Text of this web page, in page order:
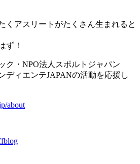
くアスリートがたくさん生まれると
ず！
ク・NPO法人スポルトジャパン
ディエンテJAPANの活動を応援し
about